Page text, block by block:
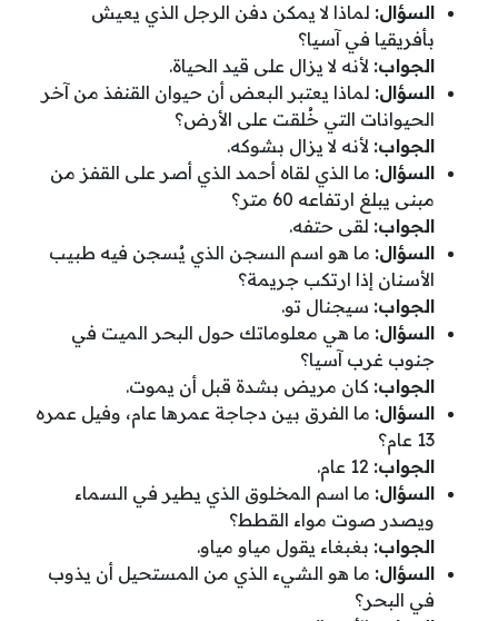
السؤال: لماذا لا يمكن دفن الرجل الذي يعيش
بأفريقيا في آسيا؟
الجواب: لأنه لا يزال على قيد الحياة.
السؤال: لماذا يعتبر البعض أن حيوان القنفذ من آخر
الحيوانات التي خُلقت على الأرض؟
الجواب: لأنه لا يزال بشوكه.
السؤال: ما الذي لقاه أحمد الذي أصر على القفز من
مبنى يبلغ ارتفاعه 60 متر؟
الجواب: لقى حتفه.
السؤال: ما هو اسم السجن الذي يُسجن فيه طبيب
الأسنان إذا ارتكب جريمة؟
الجواب: سيجنال تو.
السؤال: ما هي معلوماتك حول البحر الميت في
جنوب غرب آسيا؟
الجواب: كان مريض بشدة قبل أن يموت.
السؤال: ما الفرق بين دجاجة عمرها عام، وفيل عمره
13 عام؟
الجواب:
السؤال: ما اسم المخلوق الذي يطير في السماء
ويصدر صوت مواء القطط؟
الجواب: بغبغاء يقول مياو مياو.
السؤال: ما هو الشيء الذي من المستحيل أن يذوب
في البحر؟